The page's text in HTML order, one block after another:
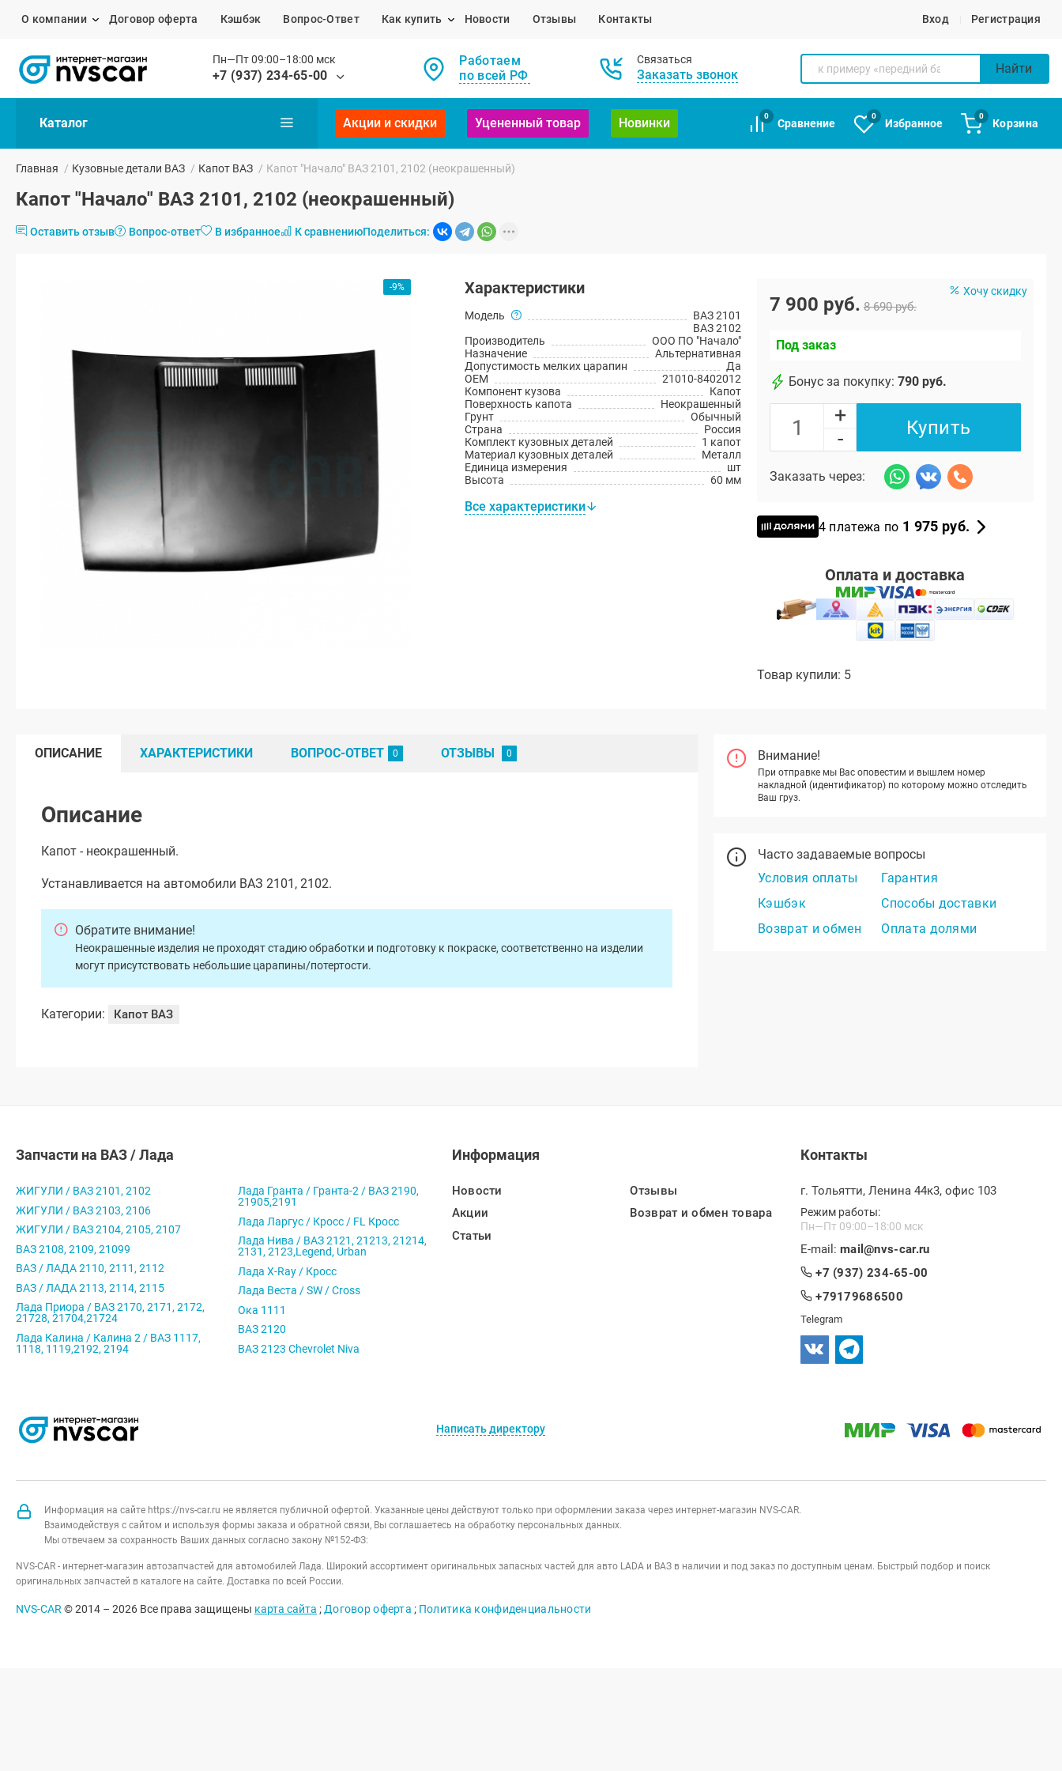
О компании Договор оферта Кэшбэк Вопрос-Ответ Как купить Новости Отзывы Контакты Вход Регистрация
Пн—Пт 09:00–18:00 мск
+7 (937) 234-65-00
Работаем
по всей РФ
Связаться
Заказать звонок Найти
Каталог Акции и скидки Уцененный товар Новинки
0
Сравнение
0
Избранное
0
Корзина
Главная / Кузовные детали ВАЗ / Капот ВАЗ / Капот "Начало" ВАЗ 2101, 2102 (неокрашенный)
Капот "Начало" ВАЗ 2101, 2102 (неокрашенный)
Оставить отзыв Вопрос-ответ В избранное К сравнениюПоделиться:
-9% Характеристики
Модель
ВАЗ 2101
ВАЗ 2102
Производитель
ООО ПО "Начало"
Назначение
Альтернативная
Допустимость мелких царапин
Да
OEM
21010-8402012
Компонент кузова
Капот
Поверхность капота
Неокрашенный
Грунт
Обычный
Страна
Россия
Комплект кузовных деталей
1 капот
Материал кузовных деталей
Металл
Единица измерения
шт
Высота
60 мм
Все характеристики
Хочу скидку
7 900 руб. 8 690 руб.
Под заказ
Бонус за покупку: 790 руб.
+
-
Купить
Заказать через:
4 платежа по 1 975 руб.
Оплата и доставка
Товар купили: 5
Внимание!
При отправке мы Вас оповестим и вышлем номер
накладной (идентификатор) по которому можно отследить
Ваш груз.
Часто задаваемые вопросы
Условия оплаты
Гарантия
Кэшбэк
Способы доставки
Возврат и обмен
Оплата долями
ОПИСАНИЕ ХАРАКТЕРИСТИКИ ВОПРОС-ОТВЕТ ОТЗЫВЫ
Описание
Капот - неокрашенный.
Устанавливается на автомобили ВАЗ 2101, 2102.
Обратите внимание!
Неокрашенные изделия не проходят стадию обработки и подготовку к покраске, соответственно на изделии
могут присутствовать небольшие царапины/потертости.
Категории: Капот ВАЗ
Запчасти на ВАЗ / Лада
ЖИГУЛИ / ВАЗ 2101, 2102
ЖИГУЛИ / ВАЗ 2103, 2106
ЖИГУЛИ / ВАЗ 2104, 2105, 2107
ВАЗ 2108, 2109, 21099
ВАЗ / ЛАДА 2110, 2111, 2112
ВАЗ / ЛАДА 2113, 2114, 2115
Лада Приора / ВАЗ 2170, 2171, 2172,
21728, 21704,21724
Лада Калина / Калина 2 / ВАЗ 1117,
1118, 1119,2192, 2194
Лада Гранта / Гранта-2 / ВАЗ 2190,
21905,2191
Лада Ларгус / Кросс / FL Кросс
Лада Нива / ВАЗ 2121, 21213, 21214,
2131, 2123,Legend, Urban
Лада X-Ray / Кросс
Лада Веста / SW / Cross
Ока 1111
ВАЗ 2120
ВАЗ 2123 Chevrolet Niva
Информация
Новости
Акции
Статьи
Отзывы
Возврат и обмен товара
Контакты
г. Тольятти, Ленина 44к3, офис 103
Режим работы:
Пн—Пт 09:00–18:00 мск
E-mail: mail@nvs-car.ru
+7 (937) 234-65-00
+79179686500
Telegram
Написать директору
Информация на сайте https://nvs-car.ru не является публичной офертой. Указанные цены действуют только при оформлении заказа через интернет-магазин NVS-CAR.
Взаимодействуя с сайтом и используя формы заказа и обратной связи, Вы соглашаетесь на обработку персональных данных.
Мы отвечаем за сохранность Ваших данных согласно закону №152-ФЗ:
NVS-CAR - интернет-магазин автозапчастей для автомобилей Лада. Широкий ассортимент оригинальных запасных частей для авто LADA и ВАЗ в наличии и под заказ по доступным ценам. Быстрый подбор и поиск
оригинальных запчастей в каталоге на сайте. Доставка по всей России.
NVS-CAR © 2014 – 2026 Все права защищены карта сайта ; Договор оферта ; Политика конфиденциальности